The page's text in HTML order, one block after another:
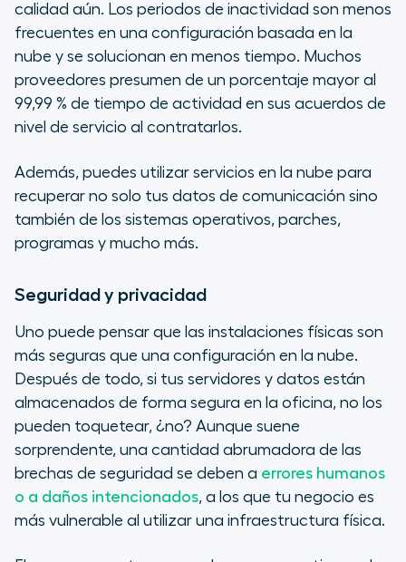
calidad aún. Los periodos de inactividad son menos
frecuentes en una configuración basada en la
nube y se solucionan en menos tiempo. Muchos
proveedores presumen de un porcentaje mayor al
99,99 % de tiempo de actividad en sus acuerdos de
nivel de servicio al contratarlos.
Además, puedes utilizar servicios en la nube para
recuperar no solo tus datos de comunicación sino
también de los sistemas operativos, parches,
programas y mucho más.
Seguridad y privacidad
Uno puede pensar que las instalaciones físicas son
más seguras que una configuración en la nube.
Después de todo, si tus servidores y datos están
almacenados de forma segura en la oficina, no los
pueden toquetear, ¿no? Aunque suene
sorprendente, una cantidad abrumadora de las
brechas de seguridad se deben a errores humanos
o a daños intencionados, a los que tu negocio es
más vulnerable al utilizar una infraestructura física.